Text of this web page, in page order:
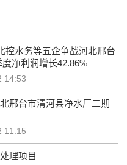
控水务等五企争战河北邢台
净利润增长42.86%
14:53
邢台市清河县净水厂二期
11:15
理项目